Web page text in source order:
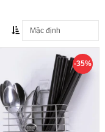
-35%